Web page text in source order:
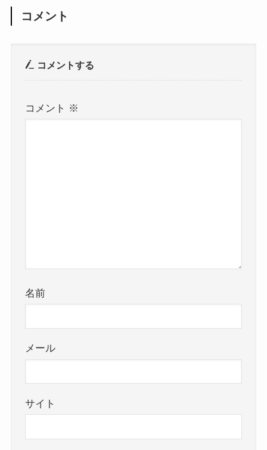
コメント
コメントする
コメント ※
名前
メール
サイト